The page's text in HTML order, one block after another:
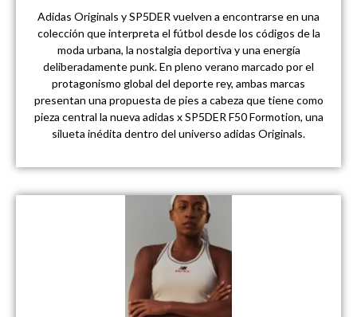
Adidas Originals y SP5DER vuelven a encontrarse en una
colección que interpreta el fútbol desde los códigos de la
moda urbana, la nostalgia deportiva y una energía
deliberadamente punk. En pleno verano marcado por el
protagonismo global del deporte rey, ambas marcas
presentan una propuesta de pies a cabeza que tiene como
pieza central la nueva adidas x SP5DER F50 Formotion, una
silueta inédita dentro del universo adidas Originals.